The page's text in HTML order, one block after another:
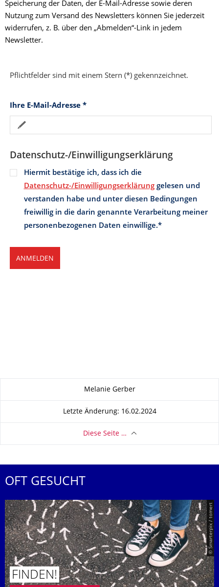
Speicherung der Daten, der E-Mail-Adresse sowie deren
Nutzung zum Versand des Newsletters können Sie jederzeit
widerrufen, z. B. über den „Abmelden“-Link in jedem
Newsletter.
Melanie Gerber
Letzte Änderung: 16.02.2024
Diese Seite …
OFT GESUCHT
© Smarterpix / tomert
FINDEN!